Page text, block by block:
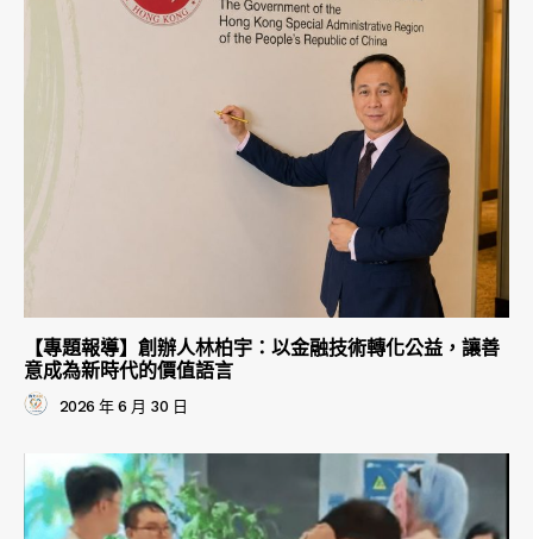
【專題報導】創辦人林柏宇：以金融技術轉化公益，讓善
意成為新時代的價值語言
2026 年 6 月 30 日